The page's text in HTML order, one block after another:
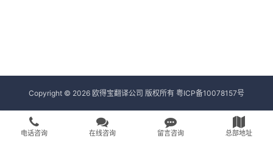
Copyright © 2026 欧得宝翻译公司 版权所有 粤ICP备10078157号
电话咨询 在线咨询 留言咨询 总部地址